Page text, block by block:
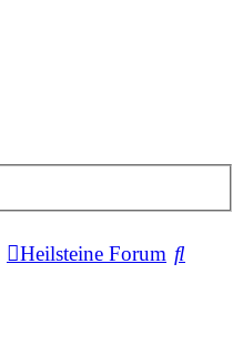
Heilsteine Forum